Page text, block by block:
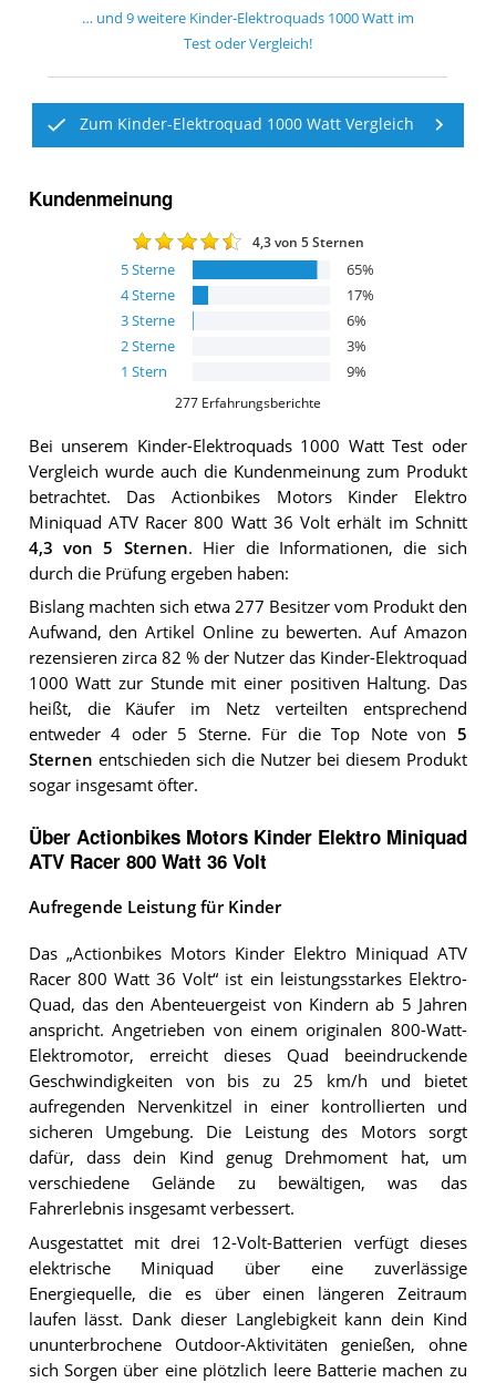
… und 9weitere Kinder-Elektroquads 1000 Wattim
Test oder Vergleich!
Zum Kinder-Elektroquad 1000 Watt Vergleich
Kundenmeinung
4,3von 5 Sternen
5Sterne 65%
4Sterne 17%
3Sterne 6%
2Sterne 3%
1 Stern 9%
277 Erfahrungsberichte
Bei unserem Kinder-Elektroquads 1000 WattTest oder
Vergleich wurde auch die Kundenmeinung zum Produkt
betrachtet.
Das
Actionbikes Motors Kinder Elektro
Miniquad ATV Racer 800 Watt 36 Volt erhält im Schnitt
4,3 von 5 Sternen. Hier die Informationen, die sich
durch die Prüfung ergeben haben:
Bislang machten sich etwa 277 Besitzer vom Produkt den
Aufwand, den Artikel Online zu bewerten. Auf Amazon
rezensieren zirca 82 % der Nutzer das Kinder-Elektroquad
1000 Watt zur Stunde mit einer positiven Haltung. Das
heißt, die Käufer im Netz verteilten entsprechend
entweder 4 oder 5 Sterne. Für die Top Note von 5
Sternen entschieden sich die Nutzer bei diesem Produkt
sogar insgesamt öfter.
Über Actionbikes Motors Kinder Elektro Miniquad
ATV Racer 800 Watt 36 Volt
Aufregende Leistung für Kinder
Das „Actionbikes Motors Kinder Elektro Miniquad ATV
Racer 800 Watt 36 Volt“ ist ein leistungsstarkes Elektro-
Quad, das den Abenteuergeist von Kindern ab 5 Jahren
anspricht. Angetrieben von einem originalen 800-Watt-
Elektromotor, erreicht dieses Quad beeindruckende
Geschwindigkeiten von bis zu 25 km/h und bietet
aufregenden Nervenkitzel in einer kontrollierten und
sicheren Umgebung. Die Leistung des Motors sorgt
dafür, dass dein Kind genug Drehmoment hat, um
verschiedene Gelände zu bewältigen, was das
Fahrerlebnis insgesamt verbessert.
Ausgestattet mit drei 12-Volt-Batterien verfügt dieses
elektrische Miniquad über eine zuverlässige
Energiequelle, die es über einen längeren Zeitraum
laufen lässt. Dank dieser Langlebigkeit kann dein Kind
ununterbrochene Outdoor-Aktivitäten genießen, ohne
sich Sorgen über eine plötzlich leere Batterie machen zu